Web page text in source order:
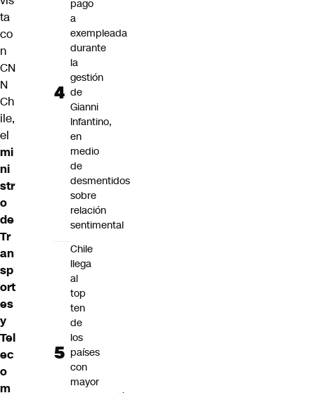
ta
co
n
CN
N
Ch
ile,
el
mi
ni
str
o
de
Tr
an
sp
ort
es
y
Tel
ec
o
m
pago
a
exempleada
durante
la
gestión
de
Gianni
Infantino,
en
medio
de
desmentidos
sobre
relación
sentimental
Chile
llega
al
top
ten
de
los
países
con
mayor